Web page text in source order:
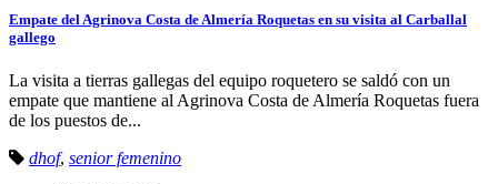
Empate del Agrinova Costa de Almería Roquetas en su visita al Carballal
gallego
La visita a tierras gallegas del equipo roquetero se saldó con un
empate que mantiene al Agrinova Costa de Almería Roquetas fuera
de los puestos de...
dhof, senior femenino